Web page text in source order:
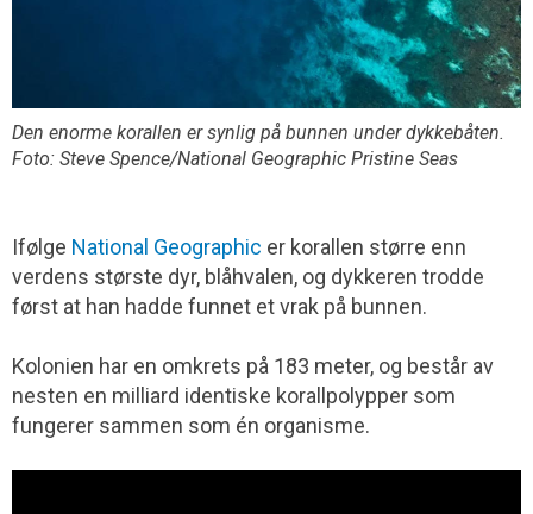
Den enorme korallen er synlig på bunnen under dykkebåten.
Foto: Steve Spence/National Geographic Pristine Seas
Ifølge National Geographic er korallen større enn
verdens største dyr, blåhvalen, og dykkeren trodde
først at han hadde funnet et vrak på bunnen.
Kolonien har en omkrets på 183 meter, og består av
nesten en milliard identiske korallpolypper som
fungerer sammen som én organisme.